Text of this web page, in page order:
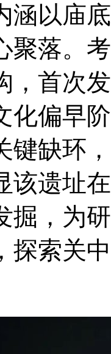
涵以庙
聚落。
，首次
化偏早
键缺环
该遗址
掘，为
探索关